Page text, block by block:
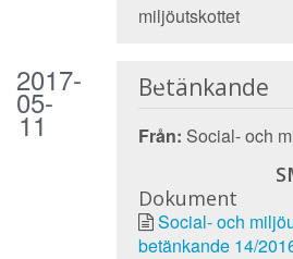
miljöutskottet
2017-
05-
11
Betänkande
Från: Social- och
Dokument
Social- och
betänkande 14/